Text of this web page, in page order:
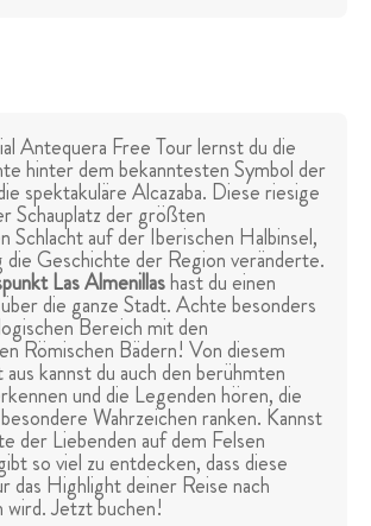
Antequera Free Tour lernst du die
hinter dem bekanntesten Symbol der
spektakuläre Alcazaba. Diese riesige
Schauplatz der größten
Schlacht auf der Iberischen Halbinsel,
die Geschichte der Region veränderte.
Las Almenillashast du einen
die ganze Stadt. Achte besonders
Bereich mit den
Römischen Bädern! Von diesem
kannst du auch den berühmten
und die Legenden hören, die
Wahrzeichen ranken. Kannst
der Liebenden auf dem Felsen
so viel zu entdecken, dass diese
das Highlight deiner Reise nach
Jetzt buchen!